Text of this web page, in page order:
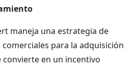
maneja una estrategia de
para la adquisición
en un incentivo